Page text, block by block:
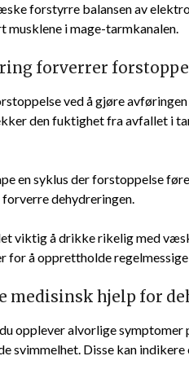
forstyrre balansen av
musklene i mage-tarmkanalen.
forverrer
ved å gjøre
den fuktighet fra avfallet i
en syklus der forstoppelse
dehydreringen.
viktig å drikke rikelig med
for å opprettholde
medisinsk hjelp for
opplever alvorlige
svimmelhet. Disse kan